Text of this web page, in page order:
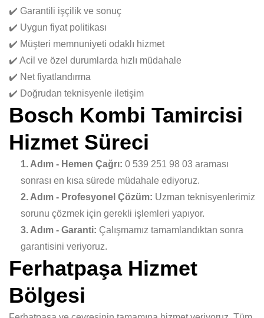
✔️ Garantili işçilik ve sonuç
✔️ Uygun fiyat politikası
✔️ Müşteri memnuniyeti odaklı hizmet
✔️ Acil ve özel durumlarda hızlı müdahale
✔️ Net fiyatlandırma
✔️ Doğrudan teknisyenle iletişim
Bosch Kombi Tamircisi
Hizmet Süreci
1. Adım - Hemen Çağrı: 0 539 251 98 03 araması
sonrası en kısa sürede müdahale ediyoruz.
2. Adım - Profesyonel Çözüm: Uzman teknisyenlerimiz
sorunu çözmek için gerekli işlemleri yapıyor.
3. Adım - Garanti: Çalışmamız tamamlandıktan sonra
garantisini veriyoruz.
Ferhatpaşa Hizmet
Bölgesi